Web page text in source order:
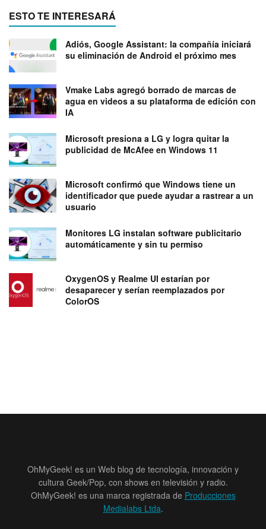
ESTO TE INTERESARÁ
Adiós, Google Assistant: la compañía iniciará
su eliminación de Android el próximo mes
Vmake Labs agregó borrado de marcas de
agua en videos a su plataforma de edición con
IA
Microsoft presiona a LG y logra quitar la
publicidad de McAfee en Windows 11
Microsoft confirmó que Windows tiene un
identificador que puede ayudar a rastrear a un
usuario
Monitores LG instalan software publicitario
automáticamente y sin tu permiso
OxygenOS y Realme UI estarían por
desaparecer y serían reemplazados por
ColorOS
OhMyGeek! es un Web blog de tecnología, innovación y
cultura Geek/Pop, con shows en televisión y radio.
OhMyGeek! es una marca registrada de Producciones
Medialabs Ltda.